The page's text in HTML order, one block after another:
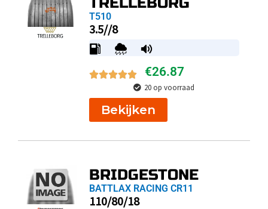
T510
3.5//8
€26.87
20 op voorraad
Bekijken
BRIDGESTONE
BATTLAX RACING CR11
110/80/18